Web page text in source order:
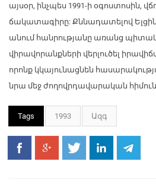
այսօր, ինչպես 1991-ի օգոստոսին,
ճակատագիրը: Քննադատելով Ելցինի
անում հանրությանը առանց
վիրավորանքների վերլուծել
որոնք կկայունացնեն
նրա մեջ ժողովրդավարական
Tags 1993 Ազգ